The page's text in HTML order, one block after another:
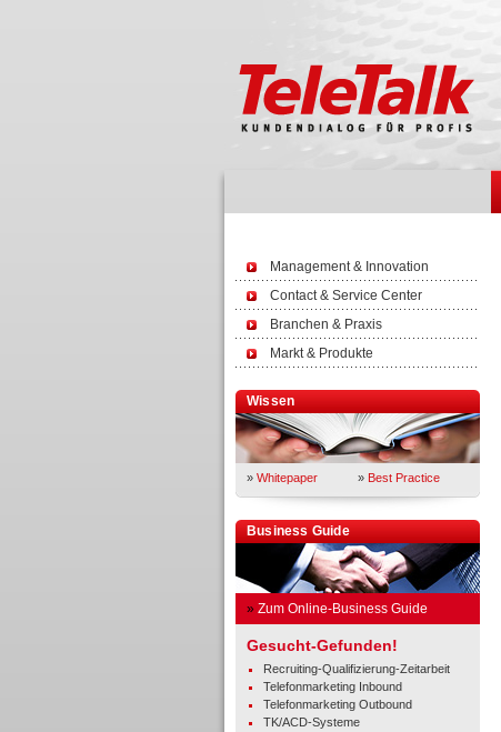
Management & Innovation
Contact & Service Center
Branchen & Praxis
Markt & Produkte
Wissen
» Whitepaper » Best Practice
Business Guide
» Zum Online-Business Guide
Gesucht-Gefunden!
Recruiting-Qualifizierung-Zeitarbeit
Telefonmarketing Inbound
Telefonmarketing Outbound
TK/ACD-Systeme